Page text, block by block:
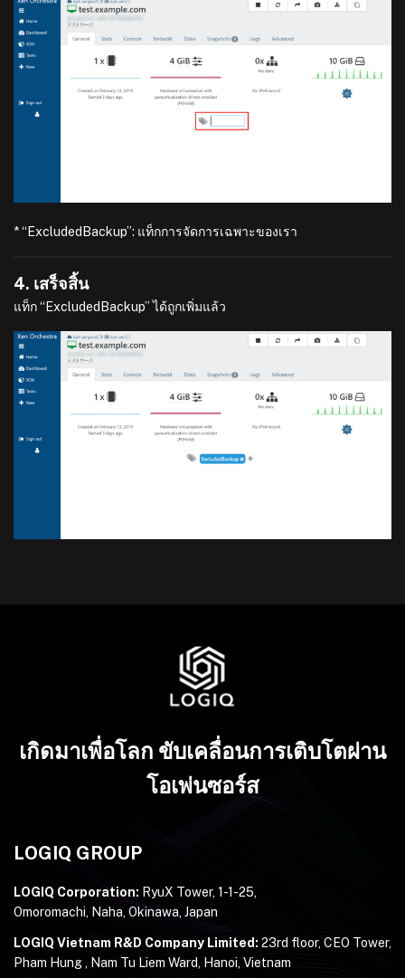
* “ExcludedBackup”: แท็กการจัดการเฉพาะของเรา
4. เสร็จสิ้น
แท็ก “ExcludedBackup” ได้ถูกเพิ่มแล้ว
เกิดมาเพื่อโลก ขับเคลื่อนการเติบโตผ่าน
โอเพ่นซอร์ส
LOGIQ GROUP
LOGIQ Corporation: RyuX Tower, 1-1-25,
Omoromachi, Naha, Okinawa, Japan
LOGIQ Vietnam R&D Company Limited: 23rd floor, CEO Tower,
Pham Hung , Nam Tu Liem Ward, Hanoi, Vietnam